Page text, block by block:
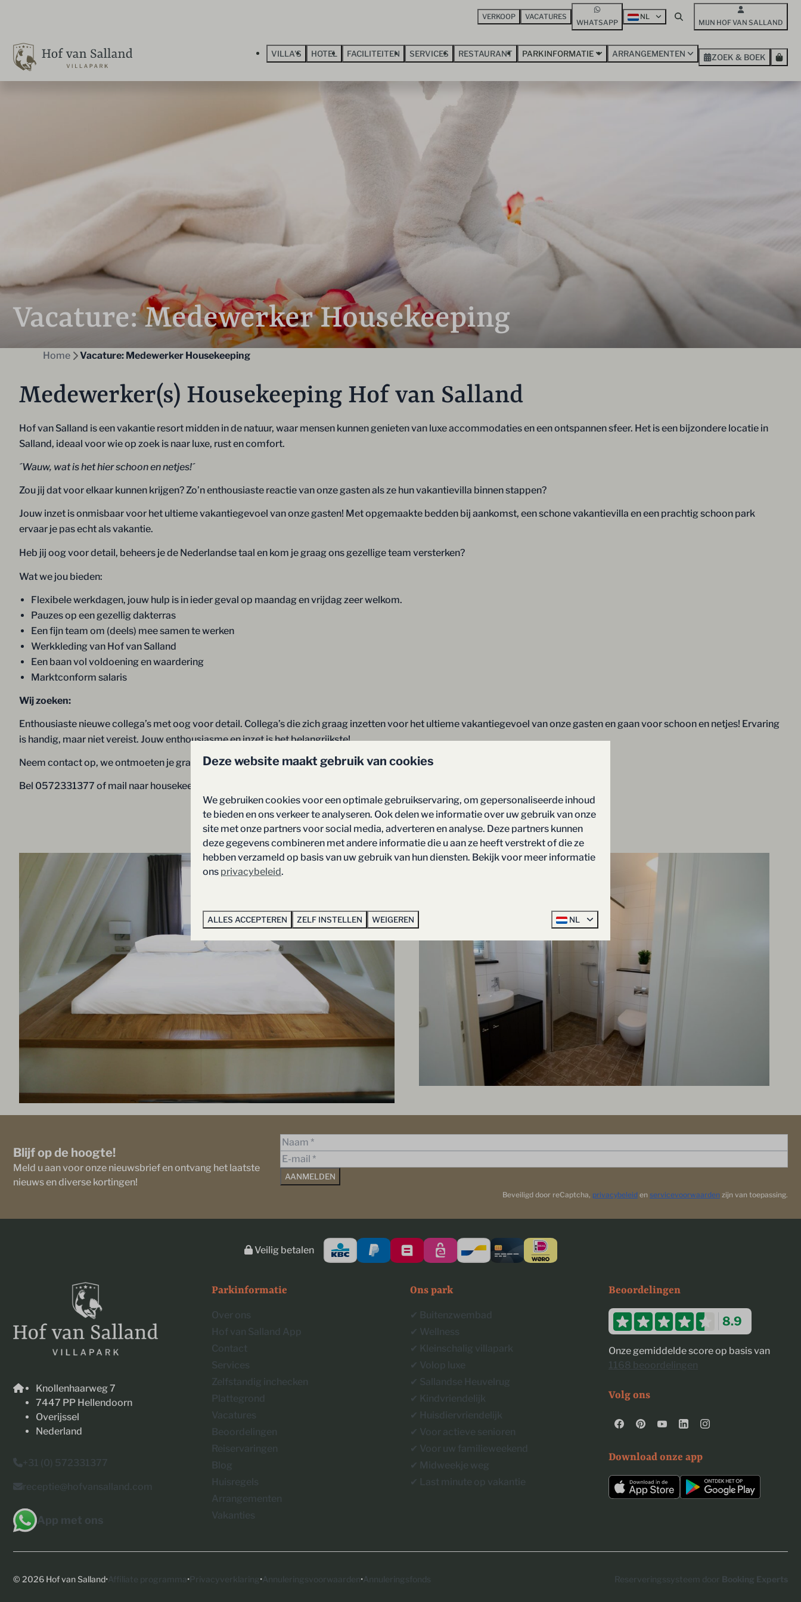
VERKOOP VACATURES
WHATSAPP
NL
MIJN HOF VAN SALLAND
VILLA'S HOTEL FACILITEITEN SERVICES RESTAURANT PARKINFORMATIE ARRANGEMENTEN ZOEK & BOEK
Vacature: Medewerker Housekeeping
Home Vacature: Medewerker Housekeeping
Medewerker(s) Housekeeping Hof van Salland
Hof van Salland is een vakantie resort midden in de natuur, waar mensen kunnen genieten van luxe accommodaties en een ontspannen sfeer. Het is een bijzondere locatie in
Salland, ideaal voor wie op zoek is naar luxe, rust en comfort.
´Wauw, wat is het hier schoon en netjes!´
Zou jij dat voor elkaar kunnen krijgen? Zo’n enthousiaste reactie van onze gasten als ze hun vakantievilla binnen stappen?
Jouw inzet is onmisbaar voor het ultieme vakantiegevoel van onze gasten! Met opgemaakte bedden bij aankomst, een schone vakantievilla en een prachtig schoon park
ervaar je pas echt als vakantie.
Heb jij oog voor detail, beheers je de Nederlandse taal en kom je graag ons gezellige team versterken?
Wat we jou bieden:
Flexibele werkdagen, jouw hulp is in ieder geval op maandag en vrijdag zeer welkom.
Pauzes op een gezellig dakterras
Een fijn team om (deels) mee samen te werken
Werkkleding van Hof van Salland
Een baan vol voldoening en waardering
Marktconform salaris
Wij zoeken:
Enthousiaste nieuwe collega’s met oog voor detail. Collega’s die zich graag inzetten voor het ultieme vakantiegevoel van onze gasten en gaan voor schoon en netjes! Ervaring
is handig, maar niet vereist. Jouw enthousiasme en inzet is het belangrijkste!
Neem contact op, we ontmoeten je graag!
Bel 0572331377 of mail naar housekeeping@hofvansalland.com
Blijf op de hoogte!
Meld u aan voor onze nieuwsbrief en ontvang het laatste
nieuws en diverse kortingen!
AANMELDEN
Beveiligd door reCaptcha, privacybeleid en servicevoorwaarden zijn van toepassing.
Veilig betalen
Knollenhaarweg 7
7447 PP Hellendoorn
Overijssel
Nederland
+31 (0) 572331377
receptie@hofvansalland.com
App met ons
Parkinformatie
Over ons
Hof van Salland App
Contact
Services
Zelfstandig inchecken
Plattegrond
Vacatures
Beoordelingen
Reiservaringen
Blog
Huisregels
Arrangementen
Vakanties
Ons park
✔︎ Buitenzwembad
✔︎ Wellness
✔︎ Kleinschalig villapark
✔︎ Volop luxe
✔︎ Sallandse Heuvelrug
✔︎ Kindvriendelijk
✔︎ Huisdiervriendelijk
✔︎ Voor actieve senioren
✔ Voor uw familieweekend
✔ Midweekje weg
✔ Last minute op vakantie
Beoordelingen
8.9
Onze gemiddelde score op basis van
1168 beoordelingen
Volg ons
Download onze app
© 2026 Hof van Salland·Affiliate programma·Privacyverklaring·Annuleringsvoorwaarden·Annuleringsfonds Reserveringssysteem door Booking Experts
Deze website maakt gebruik van cookies
We gebruiken cookies voor een optimale gebruikservaring, om gepersonaliseerde inhoud
te bieden en ons verkeer te analyseren. Ook delen we informatie over uw gebruik van onze
site met onze partners voor social media, adverteren en analyse. Deze partners kunnen
deze gegevens combineren met andere informatie die u aan ze heeft verstrekt of die ze
hebben verzameld op basis van uw gebruik van hun diensten. Bekijk voor meer informatie
ons privacybeleid.
ALLES ACCEPTEREN ZELF INSTELLEN WEIGEREN NL